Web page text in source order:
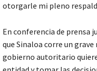
otorgarle mi pleno
En conferencia de prensa
que Sinaloa corre un grave
gobierno autoritario